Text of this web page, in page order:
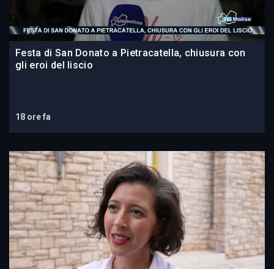
Festa di San Donato a Pietracatella, chiusura con
gli eroi del liscio
18 ore fa